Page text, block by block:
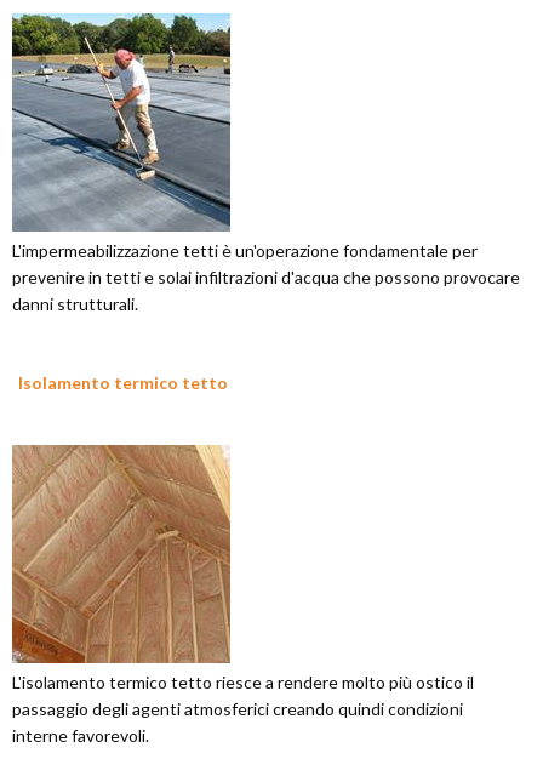
L'impermeabilizzazione tetti è un'operazione fondamentale per
prevenire in tetti e solai infiltrazioni d'acqua che possono provocare
danni strutturali.
Isolamento termico tetto
L'isolamento termico tetto riesce a rendere molto più ostico il
passaggio degli agenti atmosferici creando quindi condizioni
interne favorevoli.